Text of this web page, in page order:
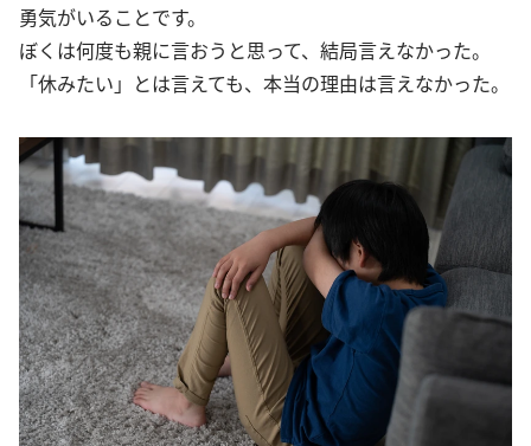
勇気がいることです。
ぼくは何度も親に言おうと思って、結局言えなかった。
「休みたい」とは言えても、本当の理由は言えなかった。